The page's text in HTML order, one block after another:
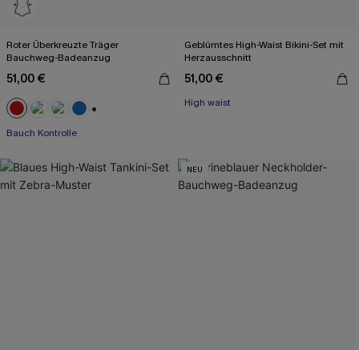
Roter Überkreuzte Träger
Bauchweg-Badeanzug
51,00 €
Bauch Kontrolle
Geblümtes High-Waist Bikini-Set mit
Herzausschnitt
51,00 €
High waist
NEU